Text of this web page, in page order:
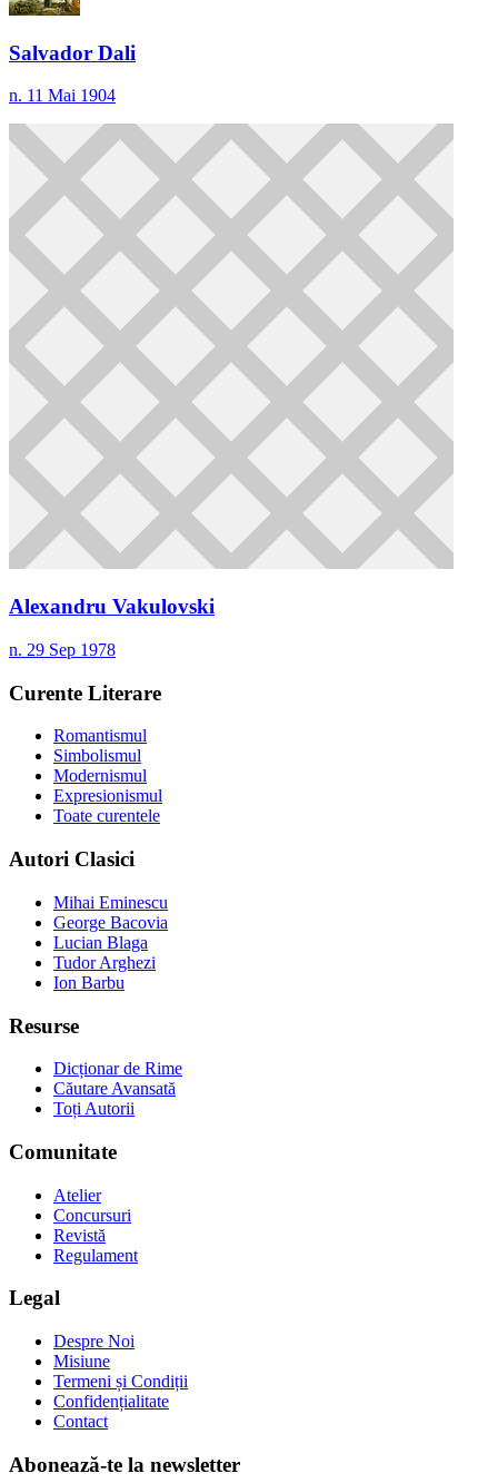
Salvador Dali
n. 11 Mai 1904
Alexandru Vakulovski
n. 29 Sep 1978
Curente Literare
Romantismul
Simbolismul
Modernismul
Expresionismul
Toate curentele
Autori Clasici
Mihai Eminescu
George Bacovia
Lucian Blaga
Tudor Arghezi
Ion Barbu
Resurse
Dicționar de Rime
Căutare Avansată
Toți Autorii
Comunitate
Atelier
Concursuri
Revistă
Regulament
Legal
Despre Noi
Misiune
Termeni și Condiții
Confidențialitate
Contact
Abonează-te la newsletter